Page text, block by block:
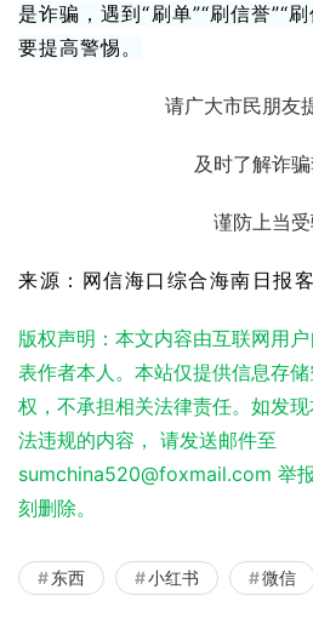
是诈骗，遇到“刷单”“刷信誉”“
要提高警惕。
请广大市民朋友
及时了解诈
谨防上当
来源：网信海口综合海南日报
版权声明：本文内容由互联网用
表作者本人。本站仅提供信息存
权，不承担相关法律责任。如发
法违规的内容， 请发送邮件至
sumchina520@foxmail.com 举
刻删除。
东西 小红书 微信